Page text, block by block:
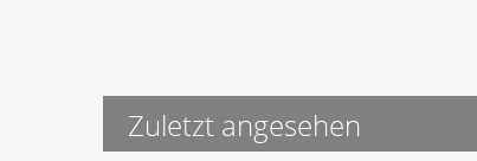
Zuletzt angesehen